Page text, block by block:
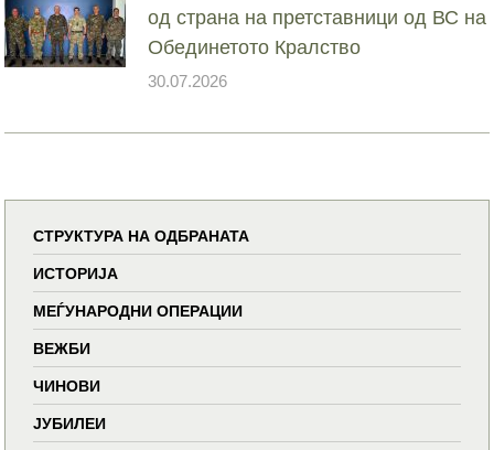
од страна на претставници од ВС на
Обединетото Кралство
30.07.2026
СТРУКТУРА НА ОДБРАНАТА
ИСТОРИЈА
МЕЃУНАРОДНИ ОПЕРАЦИИ
ВЕЖБИ
ЧИНОВИ
ЈУБИЛЕИ